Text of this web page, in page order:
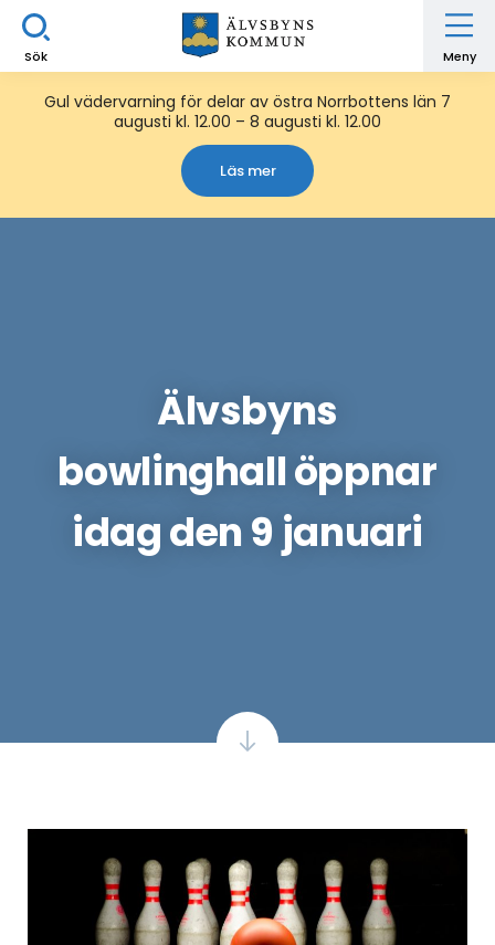
Sök Meny
Gul vädervarning för delar av östra Norrbottens län 7
augusti kl. 12.00 – 8 augusti kl. 12.00
Läs mer
Älvsbyns
bowlinghall öppnar
idag den 9 januari